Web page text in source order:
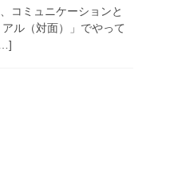
コミュニケーションと
ル（対面）」でやって